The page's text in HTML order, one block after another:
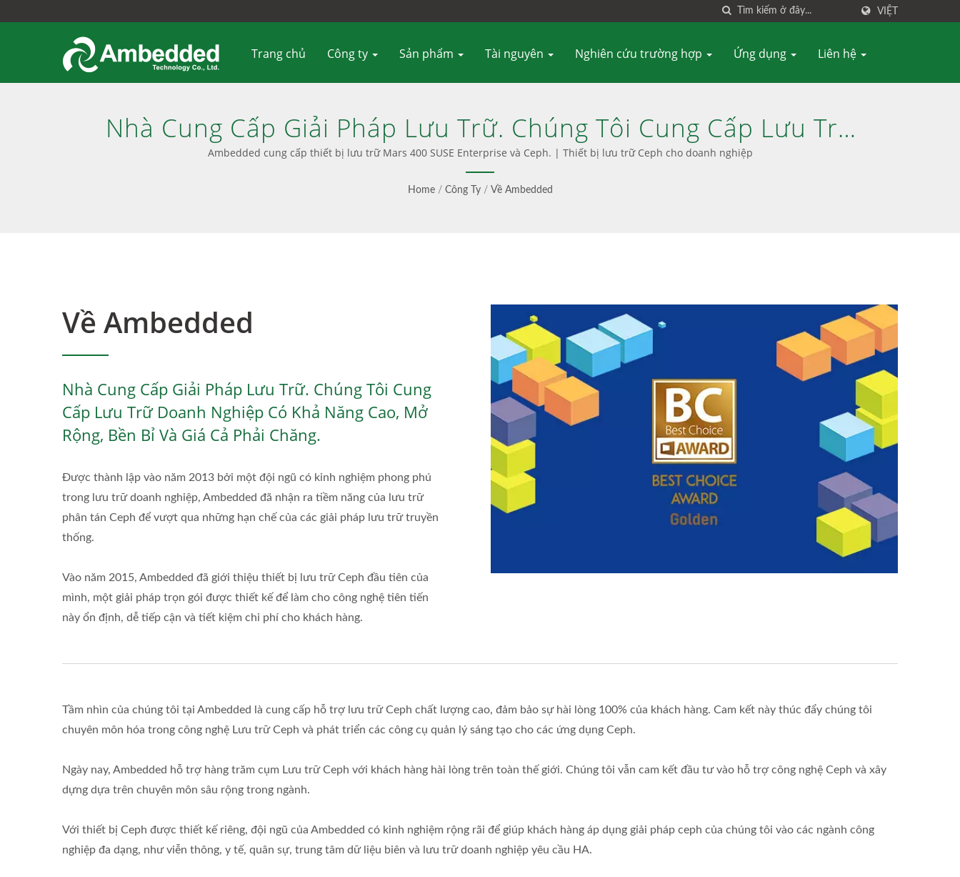
VIỆT
Trang chủ Công ty Sản phẩm Tài nguyên Nghiên cứu trường hợp Ứng dụng Liên hệ
Nhà Cung Cấp Giải Pháp Lưu Trữ. Chúng Tôi Cung Cấp Lưu Trữ
Doanh Nghiệp Có Khả Năng Cao, Mở Rộng, Bền Bỉ Và Giá Cả Phải
Chăng. | Quản Lý Ceph Đơn Giản, TCO Thấp - Ambedded
Ambedded cung cấp thiết bị lưu trữ Mars 400 SUSE Enterprise và Ceph. | Thiết bị lưu trữ Ceph cho doanh nghiệp
Home / Công Ty / Về Ambedded
Về Ambedded
Nhà Cung Cấp Giải Pháp Lưu Trữ. Chúng Tôi Cung
Cấp Lưu Trữ Doanh Nghiệp Có Khả Năng Cao, Mở
Rộng, Bền Bỉ Và Giá Cả Phải Chăng.
Được thành lập vào năm 2013 bởi một đội ngũ có kinh nghiệm phong phú
trong lưu trữ doanh nghiệp, Ambedded đã nhận ra tiềm năng của lưu trữ
phân tán Ceph để vượt qua những hạn chế của các giải pháp lưu trữ truyền
thống.
Vào năm 2015, Ambedded đã giới thiệu thiết bị lưu trữ Ceph đầu tiên của
mình, một giải pháp trọn gói được thiết kế để làm cho công nghệ tiên tiến
này ổn định, dễ tiếp cận và tiết kiệm chi phí cho khách hàng.
Tầm nhìn của chúng tôi tại Ambedded là cung cấp hỗ trợ lưu trữ Ceph chất lượng cao, đảm bảo sự hài lòng 100% của khách hàng. Cam kết này thúc đẩy chúng tôi
chuyên môn hóa trong công nghệ Lưu trữ Ceph và phát triển các công cụ quản lý sáng tạo cho các ứng dụng Ceph.
Ngày nay, Ambedded hỗ trợ hàng trăm cụm Lưu trữ Ceph với khách hàng hài lòng trên toàn thế giới. Chúng tôi vẫn cam kết đầu tư vào hỗ trợ công nghệ Ceph và xây
dựng dựa trên chuyên môn sâu rộng trong ngành.
Với thiết bị Ceph được thiết kế riêng, đội ngũ của Ambedded có kinh nghiệm rộng rãi để giúp khách hàng áp dụng giải pháp ceph của chúng tôi vào các ngành công
nghiệp đa dạng, như viễn thông, y tế, quân sự, trung tâm dữ liệu biên và lưu trữ doanh nghiệp yêu cầu HA.